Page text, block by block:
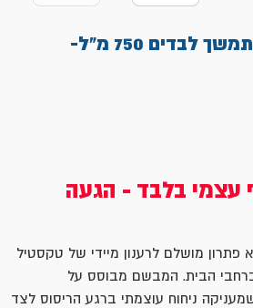
אסטוניש מבשם מתמשך לבדים 750 מ"ל-
עצמי בלבד - הגעה
מושלם לרענון מיידי של טקסטיל
ברחבי הבית. המבשם מבוסס על
שמעניקה ניחוח עוצמתי ברגע הריסוס לצד